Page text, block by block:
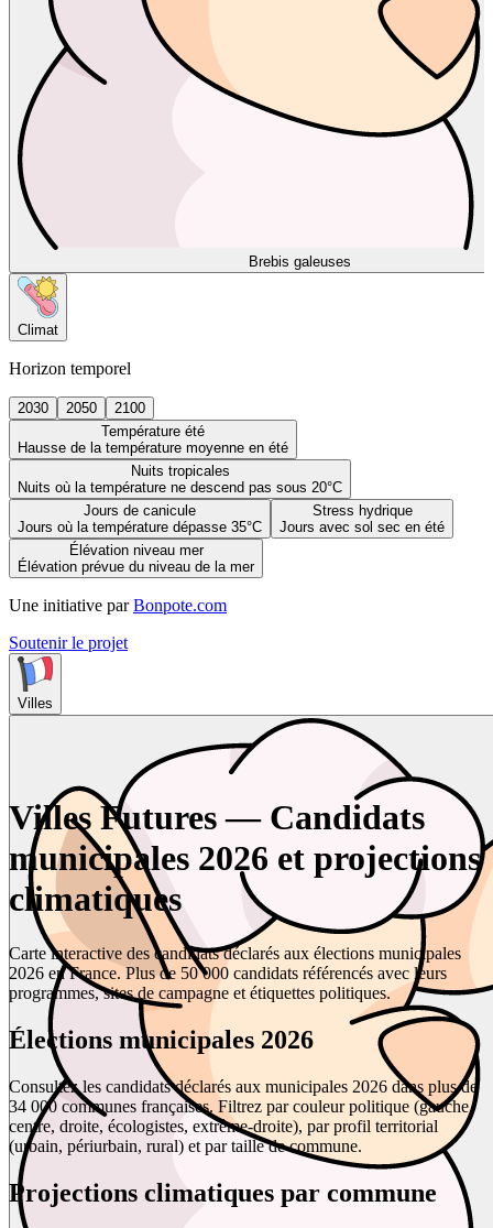
Brebis galeuses
Climat
Horizon temporel
2030 2050
2100
Température été
Hausse de la température moyenne en été
Nuits tropicales
Nuits où la température ne descend pas sous 20°C
Jours de canicule
Jours où la température dépasse 35°C
Stress hydrique
Jours avec sol sec en été
Élévation niveau mer
Élévation prévue du niveau de la mer
Une initiative par Bonpote.com
Soutenir le projet
Villes
Villes Futures — Candidats
municipales 2026 et projections
climatiques
Carte interactive des candidats déclarés aux élections municipales
2026 en France. Plus de 50 000 candidats référencés avec leurs
programmes, sites de campagne et étiquettes politiques.
Élections municipales 2026
Consultez les candidats déclarés aux municipales 2026 dans plus de
34 000 communes françaises. Filtrez par couleur politique (gauche,
centre, droite, écologistes, extrême-droite), par profil territorial
(urbain, périurbain, rural) et par taille de commune.
Projections climatiques par commune